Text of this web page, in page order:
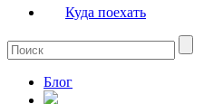
Куда поехать
Блог